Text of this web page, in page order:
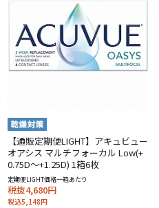
【通販定期便LIGHT】アキュビュー
オアシス マルチフォーカル Low(+
0.75D～+1.25D) 1箱6枚
定期便LIGHT価格一箱あたり
税抜4,680円
税込5,148円